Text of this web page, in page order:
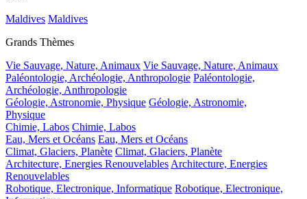
Maldives Maldives
Grands Thèmes
Vie Sauvage, Nature, Animaux Vie Sauvage, Nature, Animaux
Paléontologie, Archéologie, Anthropologie Paléontologie,
Archéologie, Anthropologie
Géologie, Astronomie, Physique Géologie, Astronomie,
Physique
Chimie, Labos Chimie, Labos
Eau, Mers et Océans Eau, Mers et Océans
Climat, Glaciers, Planète Climat, Glaciers, Planète
Architecture, Energies Renouvelables Architecture, Energies
Renouvelables
Robotique, Electronique, Informatique Robotique, Electronique,